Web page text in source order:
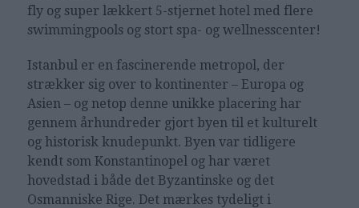
fly og super lækkert 5-stjernet hotel med flere
swimmingpools og stort spa- og wellnesscenter!
Istanbul er en fascinerende metropol, der
strækker sig over to kontinenter – Europa og
Asien – og netop denne unikke placering har
gennem århundreder gjort byen til et kulturelt
og historisk knudepunkt. Byen var tidligere
kendt som Konstantinopel og har været
hovedstad i både det Byzantinske og det
Osmanniske Rige. Det mærkes tydeligt i